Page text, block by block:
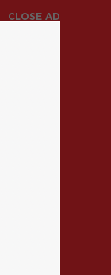
CLOSE AD